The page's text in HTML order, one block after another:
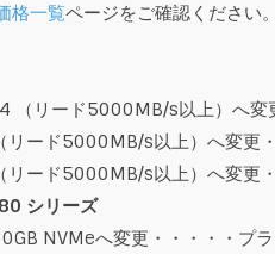
格一覧ページをご確認ください
（リード5000MB/s以上）へ
リード5000MB/s以上）へ変更
リード5000MB/s以上）へ変更
シリーズ
NVMeへ変更・・・・・プ